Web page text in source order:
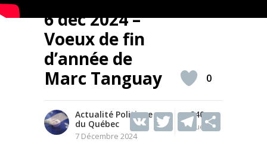
6 déc 2024 –
Voeux de fin
d’année de
Marc Tanguay
Actualité Politique
du Québec
7 Décembre 2024
240
Vues
V T T
0